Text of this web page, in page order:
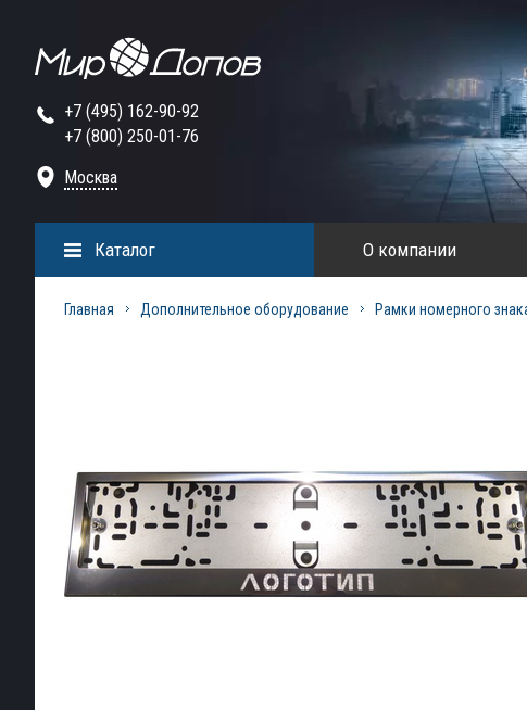
+7 (495) 162-90-92
+7 (800) 250-01-76
Москва
О компании
Каталог
Главная Дополнительное оборудование Рамки номерного